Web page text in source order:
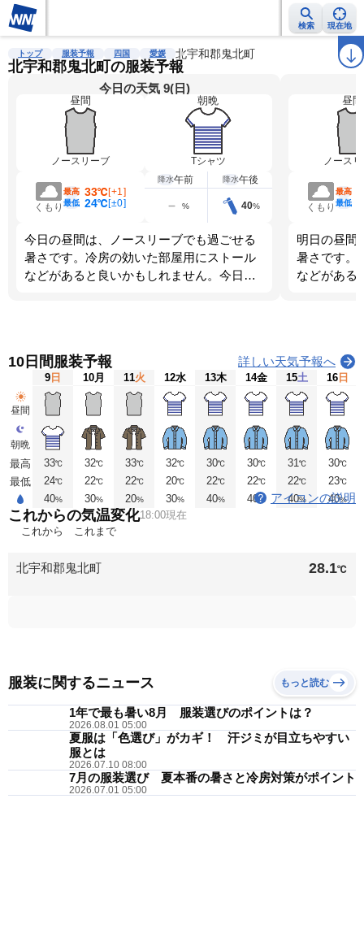
検索 現在地
雨雲レーダー 台風情報 地震情報 警報・注意報 ラ
トップ 服装予報 四国 愛媛 北宇和郡鬼北町
北宇和郡鬼北町の服装予報
今日の天気 9(日)
昼間
ノースリーブ
朝晩
Tシャツ
くもり
最高 33℃[+1 ]
最低 24℃[±0]
降水午前
%
降水午後
40%
今日の昼間は、ノースリーブでも過ごせる
暑さです。冷房の効いた部屋用にストール
などがあると良いかもしれません。今日
昼間
ノース
くもり
最高
最低
明日の昼間
暑さです。
などがある
10日間服装予報 詳しい天気予報へ
昼間
朝晩
最高
最低
9 日
33℃
24℃
40%
10月
32℃
22℃
30%
11火
33℃
22℃
20%
12水
32℃
20℃
30%
13木
30℃
22℃
40%
14金
30℃
22℃
40 %
15土
31℃
22℃
40%
16日
30℃
23℃
40%
アイコンの説明
これからの気温変化18:00現在
これから
これまで
北宇和郡鬼北町 28.1℃
服装に関するニュース もっと読む
1年で最も暑い8月 服装選びのポイントは？
2026.08.01 05:00
夏服は「色選び」がカギ！ 汗ジミが目立ちやすい
服とは
2026.07.10 08:00
7月の服装選び 夏本番の暑さと冷房対策がポイント
2026.07.01 05:00